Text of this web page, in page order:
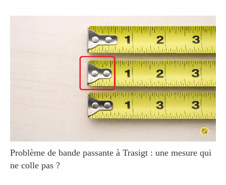
Problème de bande passante à Trasigt : une mesure qui
ne colle pas ?